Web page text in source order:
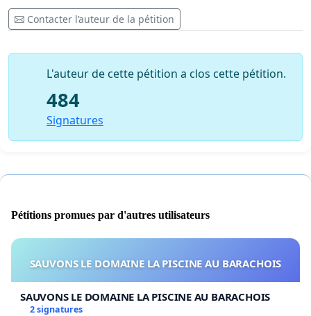
Contacter l’auteur de la pétition
L'auteur de cette pétition a clos cette pétition.
484
Signatures
Pétitions promues par d'autres utilisateurs
SAUVONS LE DOMAINE LA PISCINE AU BARACHOIS
SAUVONS LE DOMAINE LA PISCINE AU BARACHOIS
2 signatures